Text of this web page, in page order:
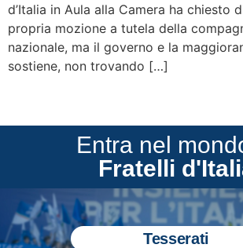
d’Italia in Aula alla Camera ha chiesto
propria mozione a tutela della
nazionale, ma il governo e la
sostiene, non trovando […]
Entra nel
Fratelli
Tesserati